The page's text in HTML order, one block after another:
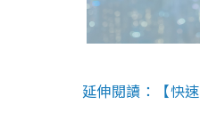
延伸閱讀：【快